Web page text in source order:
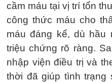
cầm máu tại vị trí tổn
công thức máu cho
máu đáng kể, dù hầu
triệu chứng rõ ràng.
nhập viện điều trị và
thời đã giúp tình